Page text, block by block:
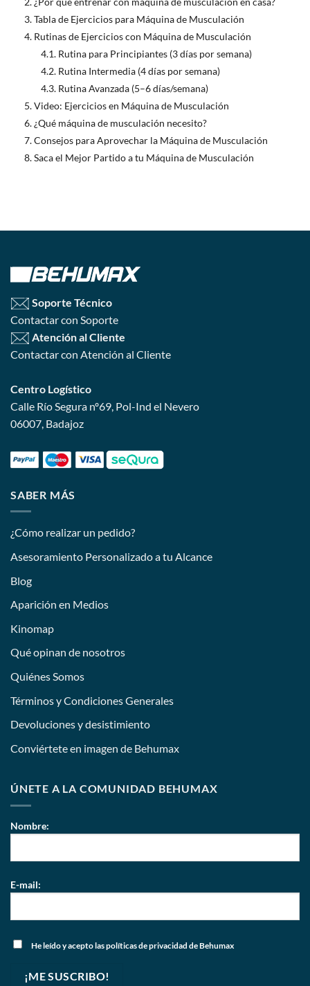
Tabla de Ejercicios para Máquina de Musculación
Rutinas de Ejercicios con Máquina de Musculación
Rutina para Principiantes (3 días por semana)
Rutina Intermedia (4 días por semana)
Rutina Avanzada (5–6 días/semana)
Video: Ejercicios en Máquina de Musculación
¿Qué máquina de musculación necesito?
Consejos para Aprovechar la Máquina de Musculación
Saca el Mejor Partido a tu Máquina de Musculación
Soporte Técnico
Contactar con Soporte
Atención al Cliente
Contactar con Atención al Cliente
Centro Logístico
Calle Río Segura nº69, Pol-Ind el Nevero
06007, Badajoz
SABER MÁS
¿Cómo realizar un pedido?
Asesoramiento Personalizado a tu Alcance
Blog
Aparición en Medios
Kinomap
Qué opinan de nosotros
Quiénes Somos
Términos y Condiciones Generales
Devoluciones y desistimiento
Conviértete en imagen de Behumax
ÚNETE A LA COMUNIDAD BEHUMAX
Nombre:
E-mail:
He leído y aceptolas políticas de privacidad de Behumax